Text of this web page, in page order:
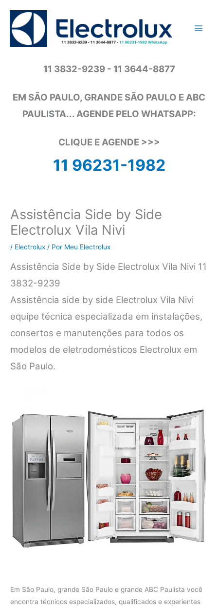
conteúdo
11 3832-9239 - 11 3644-8877
EM SÃO PAULO, GRANDE SÃO PAULO E ABC
PAULISTA... AGENDE PELO WHATSAPP:
CLIQUE E AGENDE >>>
11 96231-1982
Assistência Side by Side
Electrolux Vila Nivi
/ Electrolux / Por Meu Electrolux
Assistência Side by Side Electrolux Vila Nivi 11
3832-9239
Assistência side by side Electrolux Vila Nivi
equipe técnica especializada em instalações,
consertos e manutenções para todos os
modelos de eletrodomésticos Electrolux em
São Paulo.
Em São Paulo, grande São Paulo e grande ABC Paulista você
encontra técnicos especializados, qualificados e experientes